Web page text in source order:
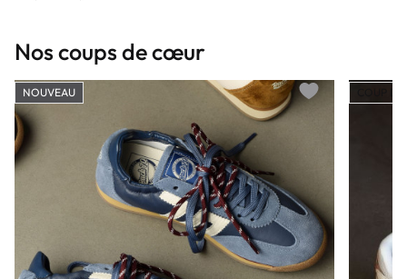
Nos coups de cœur
NOUVEAU
Add to wishlist